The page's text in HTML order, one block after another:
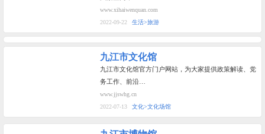
www.xihaiwenquan.com
2022-09-22
生活>旅游
九江市文化馆
九江市文化馆官方门户网站，为大家提供政策解读、党
务工作、前沿…
www.jjswhg.cn
2022-07-13
文化>文化场馆